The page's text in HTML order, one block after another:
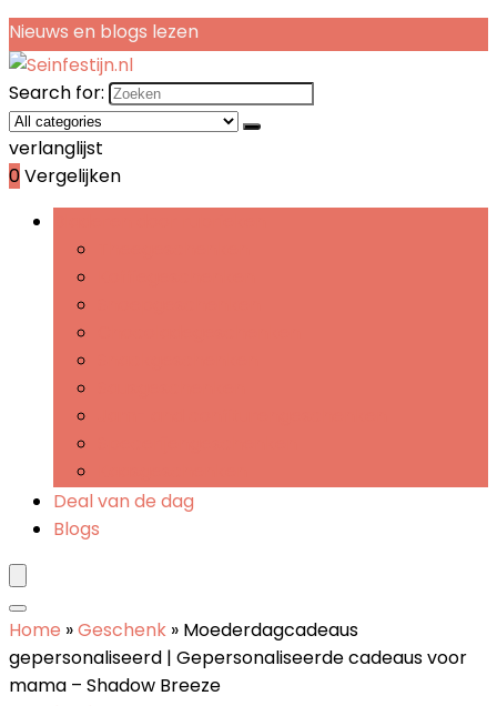
Nieuws en blogs lezen
Search for:
verlanglijst
0Vergelijken
Deal van de dag
Blogs
Home »Geschenk » Moederdagcadeaus
gepersonaliseerd | Gepersonaliseerde cadeaus voor
mama – Shadow Breeze